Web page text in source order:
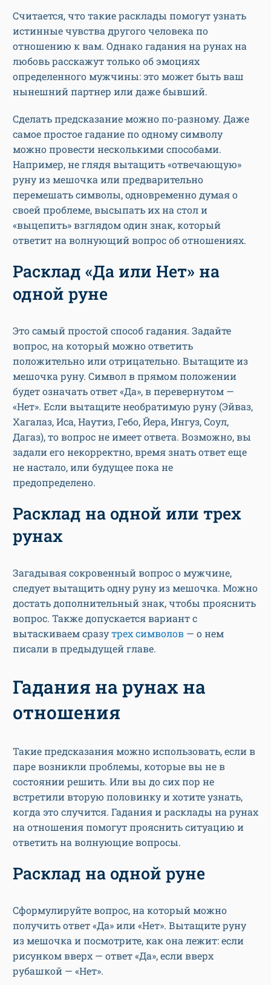
Считается, что такие расклады помогут узнать
истинные чувства другого человека по
отношению к вам. Однако гадания на рунах на
любовь расскажут только об эмоциях
определенного мужчины: это может быть ваш
нынешний партнер или даже бывший.
Сделать предсказание можно по-разному. Даже
самое простое гадание по одному символу
можно провести несколькими способами.
Например, не глядя вытащить «отвечающую»
руну из мешочка или предварительно
перемешать символы, одновременно думая о
своей проблеме, высыпать их на стол и
«выцепить» взглядом один знак, который
ответит на волнующий вопрос об отношениях.
Расклад «Да или Нет» на
одной руне
Это самый простой способ гадания. Задайте
вопрос, на который можно ответить
положительно или отрицательно. Вытащите из
мешочка руну. Символ в прямом положении
будет означать ответ «Да», в перевернутом —
«Нет». Если вытащите необратимую руну (Эйваз,
Хагалаз, Иса, Наутиз, Гебо, Йера, Ингуз, Соул,
Дагаз), то вопрос не имеет ответа. Возможно, вы
задали его некорректно, время знать ответ еще
не настало, или будущее пока не
предопределено.
Расклад на одной или трех
рунах
Загадывая сокровенный вопрос о мужчине,
следует вытащить одну руну из мешочка. Можно
достать дополнительный знак, чтобы прояснить
вопрос. Также допускается вариант с
вытаскиваем сразутрех символов — о нем
писали в предыдущей главе.
Гадания на рунах на
отношения
Такие предсказания можно использовать, если в
паре возникли проблемы, которые вы не в
состоянии решить. Или вы до сих пор не
встретили вторую половинку и хотите узнать,
когда это случится. Гадания и расклады на рунах
на отношения помогут прояснить ситуацию и
ответить на волнующие вопросы.
Расклад на одной руне
Сформулируйте вопрос, на который можно
получить ответ «Да» или «Нет». Вытащите руну
из мешочка и посмотрите, как она лежит: если
рисунком вверх — ответ «Да», если вверх
рубашкой — «Нет».